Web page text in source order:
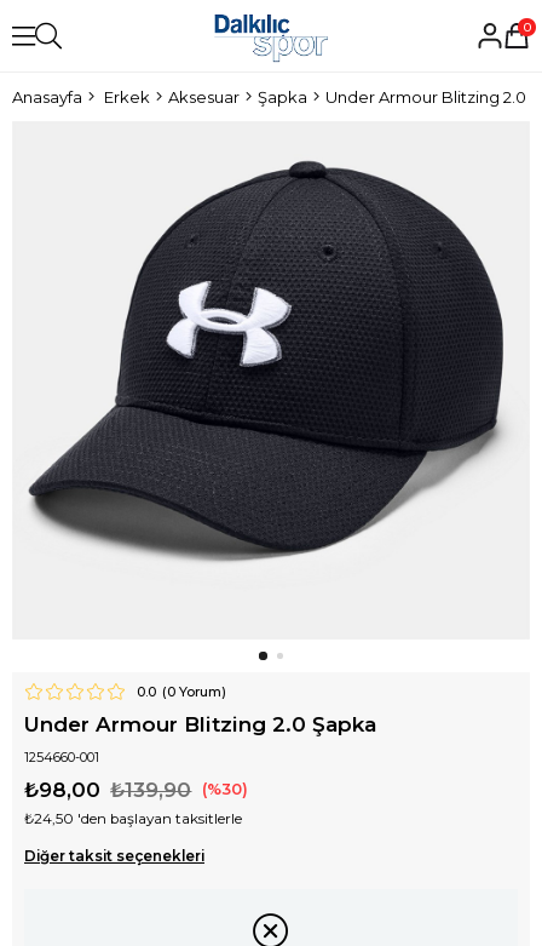
0
Anasayfa Erkek Aksesuar Şapka Under Armour Blitzing 2.0
0.0 (0Yorum)
Under Armour Blitzing 2.0 Şapka
1254660-001
₺139,90
₺98,00 30
₺24,50 'den başlayan taksitlerle
Diğer taksit seçenekleri